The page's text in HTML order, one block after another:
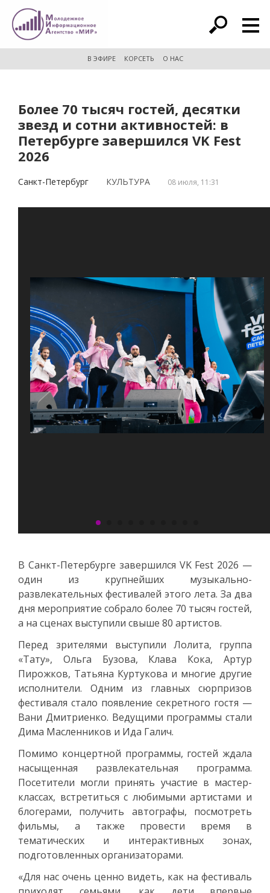
расширенный поиск
В ЭФИРЕ КОРСЕТЬ О НАС
Более 70 тысяч гостей, десятки
звезд и сотни активностей: в
Петербурге завершился VK Fest
2026
Санкт-Петербург КУЛЬТУРА 08 июля, 11:31
В Санкт-Петербурге завершился VK Fest 2026 —
один из крупнейших музыкально-
развлекательных фестивалей этого лета. За два
дня мероприятие собрало более 70 тысяч гостей,
а на сценах выступили свыше 80 артистов.
Перед зрителями выступили Лолита, группа
«Тату», Ольга Бузова, Клава Кока, Артур
Пирожков, Татьяна Куртукова и многие другие
исполнители. Одним из главных сюрпризов
фестиваля стало появление секретного гостя —
Вани Дмитриенко. Ведущими программы стали
Дима Масленников и Ида Галич.
Помимо концертной программы, гостей ждала
насыщенная развлекательная программа.
Посетители могли принять участие в мастер-
классах, встретиться с любимыми артистами и
блогерами, получить автографы, посмотреть
фильмы, а также провести время в
тематических и интерактивных зонах,
подготовленных организаторами.
«Для нас очень ценно видеть, как на фестиваль